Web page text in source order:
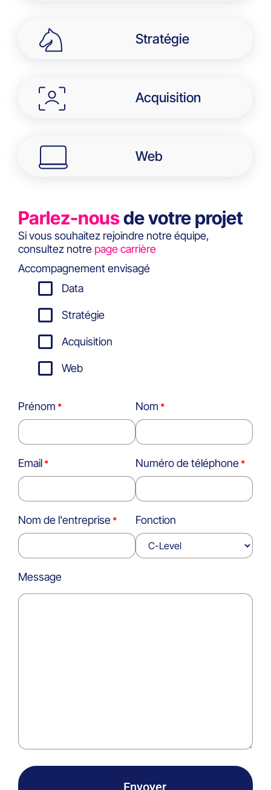
Stratégie
Acquisition
Web
Parlez-nousde votre projet
Si vous souhaitez rejoindre notre équipe,
consultez notre page carrière
Accompagnement envisagé
Data
Stratégie
Acquisition
Web
Prénom Nom
Email Numéro de téléphone
Nom de l'entreprise Fonction
Message
Envoyer